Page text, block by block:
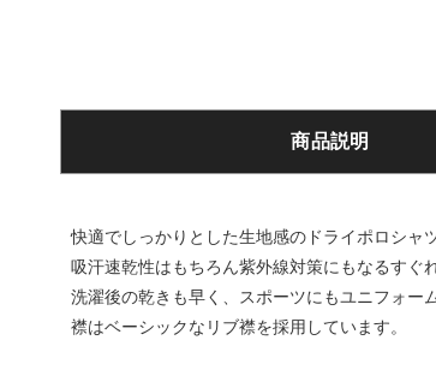
商品説明
快適でしっかりとした生地感のドライポロシャツ
吸汗速乾性はもちろん紫外線対策にもなるすぐ
洗濯後の乾きも早く、スポーツにもユニフォー
襟はベーシックなリブ襟を採用しています。